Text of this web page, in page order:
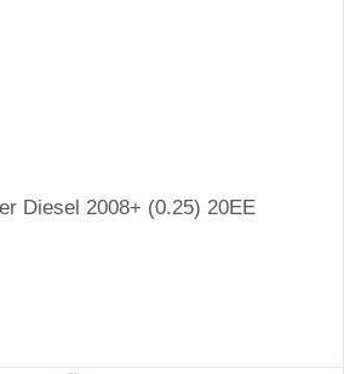
Diesel 2008+ (0.25) 20EE